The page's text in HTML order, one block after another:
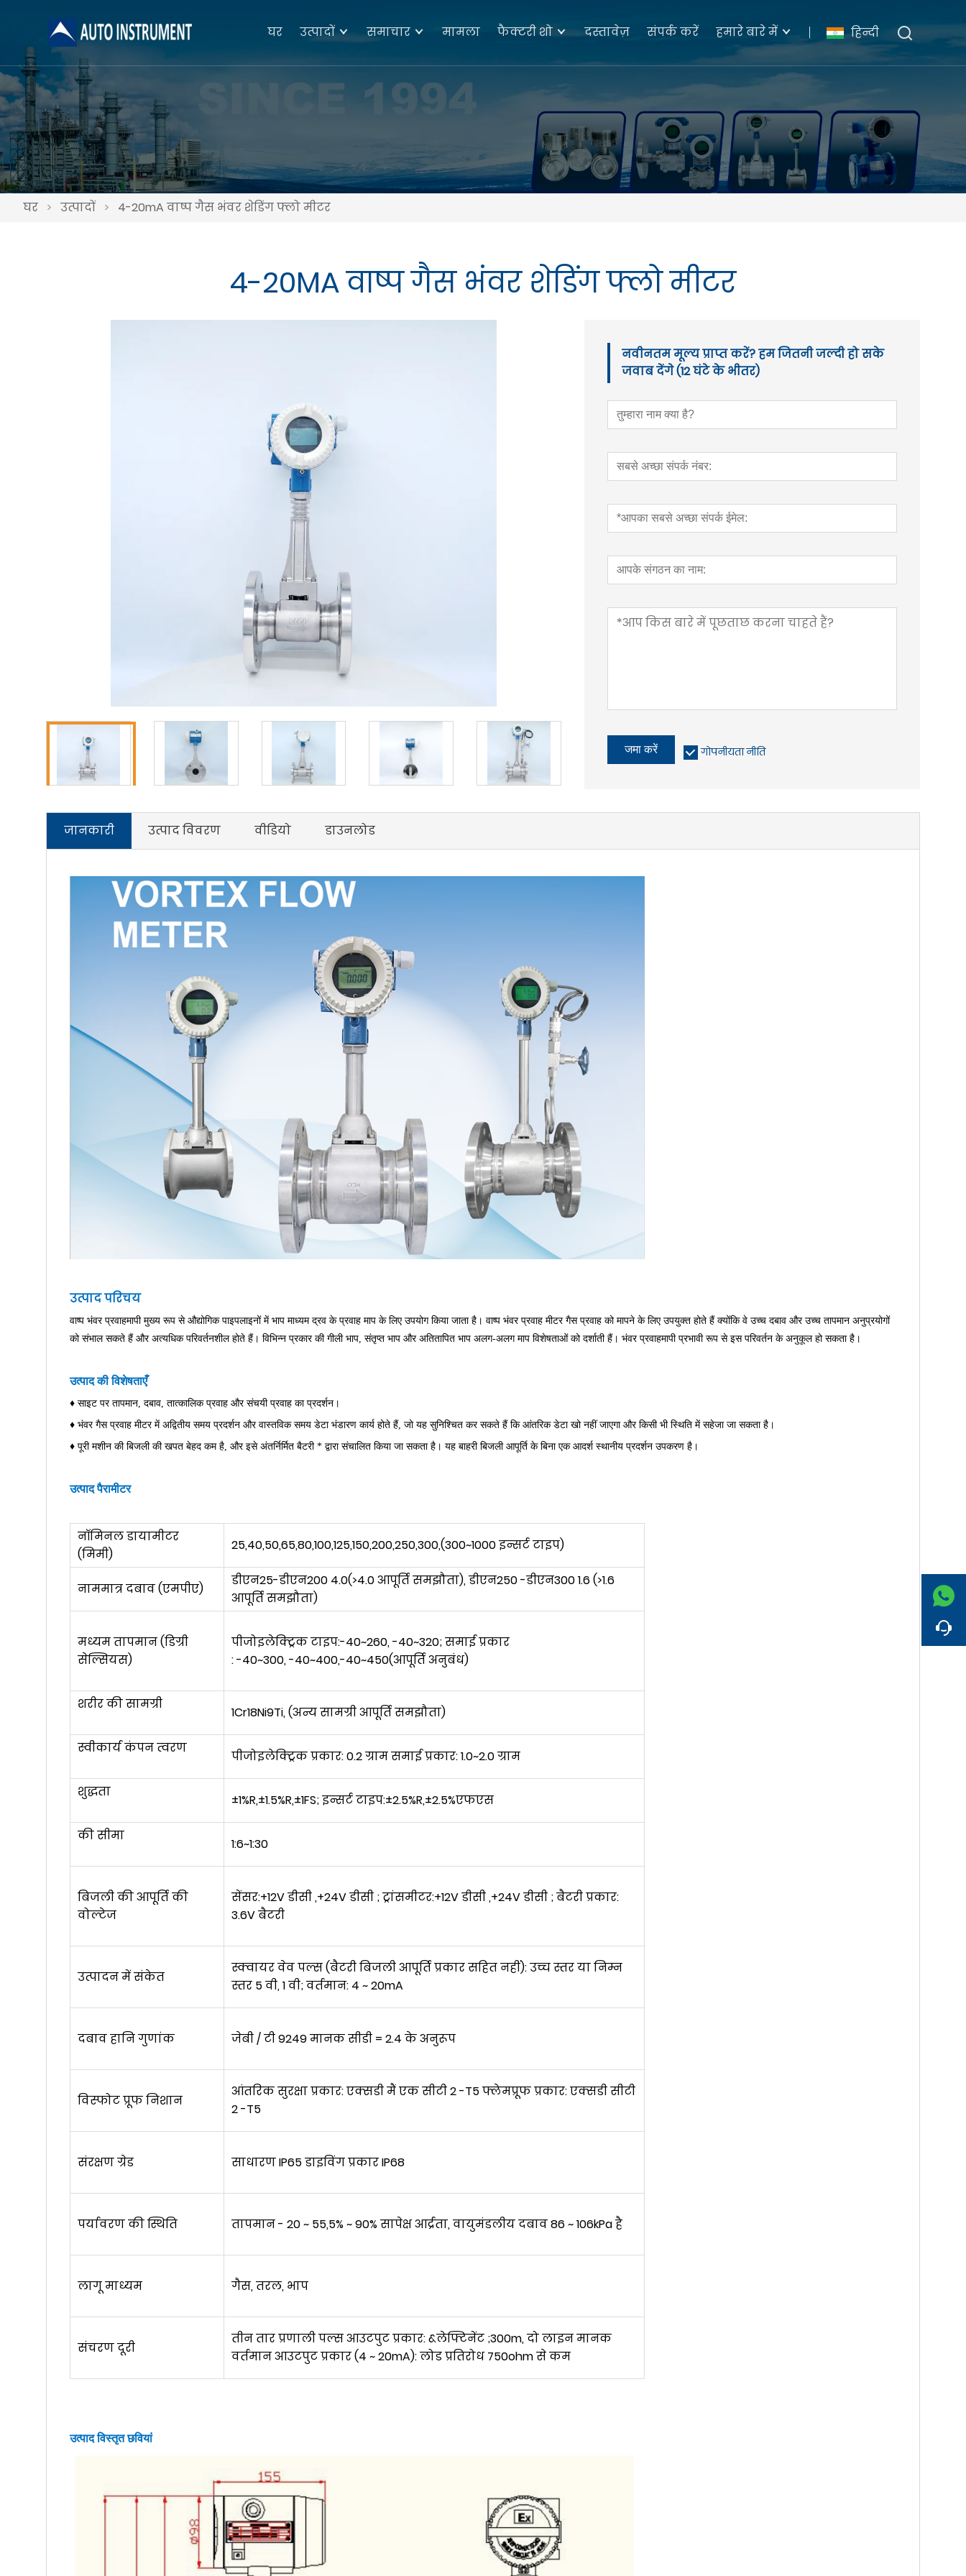
हिन्दी
घर उत्पादों समाचार मामला फैक्टरी शो दस्तावेज़ संपर्क करें हमारे बारे में
घर > उत्पादों > 4-20mA वाष्प गैस भंवर शेडिंग फ्लो मीटर
4-20MA वाष्प गैस भंवर शेडिंग फ्लो मीटर
नवीनतम मूल्य प्राप्त करें? हम जितनी जल्दी हो सके
जवाब देंगे (12 घंटे के भीतर)
जमा करें गोपनीयता नीति
जानकारी उत्पाद विवरण वीडियो डाउनलोड
उत्पाद परिचय
वाष्प भंवर प्रवाहमापी मुख्य रूप से औद्योगिक पाइपलाइनों में भाप माध्यम द्रव के प्रवाह माप के लिए उपयोग किया जाता है। वाष्प भंवर प्रवाह मीटर गैस प्रवाह को मापने के लिए उपयुक्त होते हैं क्योंकि वे उच्च दबाव और उच्च तापमान अनुप्रयोगों
को संभाल सकते हैं और अत्यधिक परिवर्तनशील होते हैं। विभिन्न प्रकार की गीली भाप, संतृप्त भाप और अतितापित भाप अलग-अलग माप विशेषताओं को दर्शाती हैं। भंवर प्रवाहमापी प्रभावी रूप से इस परिवर्तन के अनुकूल हो सकता है।
उत्पाद की विशेषताएँ
♦ साइट पर तापमान, दबाव, तात्कालिक प्रवाह और संचयी प्रवाह का प्रदर्शन।
♦ भंवर गैस प्रवाह मीटर में अद्वितीय समय प्रदर्शन और वास्तविक समय डेटा भंडारण कार्य होते हैं, जो यह सुनिश्चित कर सकते हैं कि आंतरिक डेटा खो नहीं जाएगा और किसी भी स्थिति में सहेजा जा सकता है।
♦ पूरी मशीन की बिजली की खपत बेहद कम है, और इसे अंतर्निर्मित बैटरी * द्वारा संचालित किया जा सकता है। यह बाहरी बिजली आपूर्ति के बिना एक आदर्श स्थानीय प्रदर्शन उपकरण है।
उत्पाद पैरामीटर
नॉमिनल डायामीटर
(मिमी)
25,40,50,65,80,100,125,150,200,250,300,(300~1000 इन्सर्ट टाइप)
नाममात्र दबाव (एमपीए)
डीएन25-डीएन200 4.0(>4.0 आपूर्ति समझौता), डीएन250 -डीएन300 1.6 (>1.6
आपूर्ति समझौता)
मध्यम तापमान (डिग्री
सेल्सियस)
पीजोइलेक्ट्रिक टाइप:-40~260, -40~320; समाई प्रकार
: -40~300, -40~400,-40~450(आपूर्ति अनुबंध)
शरीर की सामग्री
1Cr18Ni9Ti, (अन्य सामग्री आपूर्ति समझौता)
स्वीकार्य कंपन त्वरण
पीजोइलेक्ट्रिक प्रकार: 0.2 ग्राम समाई प्रकार: 1.0~2.0 ग्राम
शुद्धता
±1%R,±1.5%R,±1FS; इन्सर्ट टाइप:±2.5%R,±2.5%एफएस
की सीमा
1:6~1:30
बिजली की आपूर्ति की
वोल्टेज
सेंसर:+12V डीसी ,+24V डीसी ; ट्रांसमीटर:+12V डीसी ,+24V डीसी ; बैटरी प्रकार:
3.6V बैटरी
उत्पादन में संकेत
स्क्वायर वेव पल्स (बैटरी बिजली आपूर्ति प्रकार सहित नहीं): उच्च स्तर या निम्न
स्तर 5 वी, 1 वी; वर्तमान: 4 ~ 20mA
दबाव हानि गुणांक जेबी / टी 9249 मानक सीडी = 2.4 के अनुरूप
विस्फोट प्रूफ निशान
आंतरिक सुरक्षा प्रकार: एक्सडी मैं एक सीटी 2 -T5 फ्लेमप्रूफ प्रकार: एक्सडी सीटी
2 -T5
संरक्षण ग्रेड साधारण IP65 डाइविंग प्रकार IP68
पर्यावरण की स्थिति तापमान - 20 ~ 55,5% ~ 90% सापेक्ष आर्द्रता, वायुमंडलीय दबाव 86 ~ 106kPa है
लागू माध्यम गैस, तरल, भाप
संचरण दूरी
तीन तार प्रणाली पल्स आउटपुट प्रकार: &लेफ्टिनेंट ;300m, दो लाइन मानक
वर्तमान आउटपुट प्रकार (4 ~ 20mA): लोड प्रतिरोध 750ohm से कम
उत्पाद विस्तृत छवियां